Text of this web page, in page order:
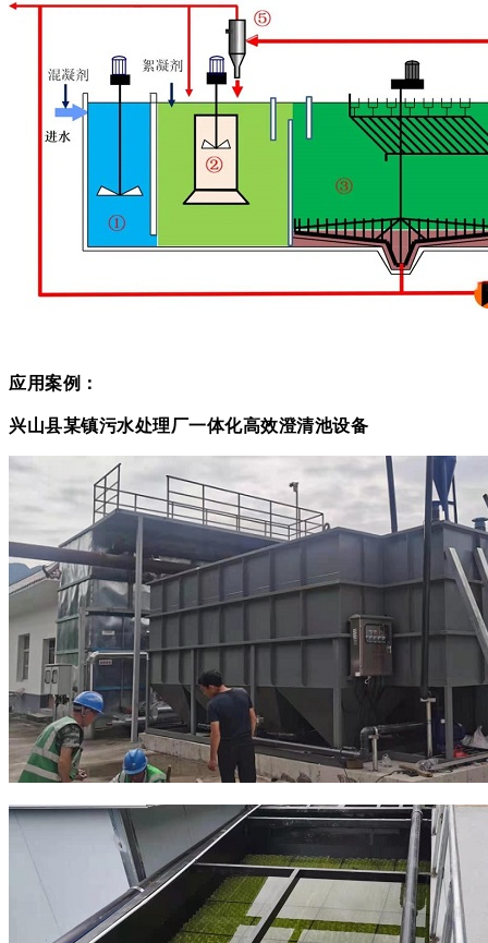
应用案例：
兴山县某镇污水处理厂一体化高效澄清池设备